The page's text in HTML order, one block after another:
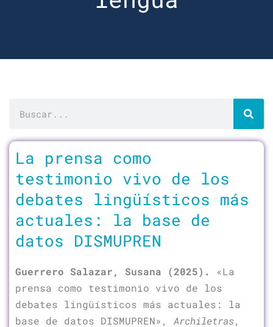
La prensa como
testimonio vivo de los
debates lingüísticos más
actuales: la base de
datos DISMUPREN
Guerrero Salazar, Susana (2025). «La
prensa como testimonio vivo de los
debates lingüísticos más actuales: la
base de datos DISMUPREN», Archiletras,